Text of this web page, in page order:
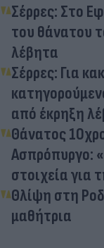
Σέρρες: Στο
του θάνατου
λέβητα
Σέρρες: Για
από έκρηξη
Θάνατος
Ασπρόπυργο:
στοιχεία για
Θλίψη στη
μαθήτρια